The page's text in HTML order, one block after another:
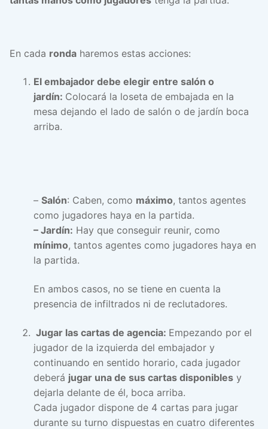
En cada ronda haremos estas acciones:
El embajador debe elegir entre salón o
jardín: Colocará la loseta de embajada en la
mesa dejando el lado de salón o de jardín boca
arriba.
– Salón: Caben, como máximo, tantos agentes
como jugadores haya en la partida.
– Jardín: Hay que conseguir reunir, como
mínimo, tantos agentes como jugadores haya en
la partida.
En ambos casos, no se tiene en cuenta la
presencia de infiltrados ni de reclutadores.
Jugar las cartas de agencia: Empezando por el
jugador de la izquierda del embajador y
continuando en sentido horario, cada jugador
deberá jugar una de sus cartas disponibles y
dejarla delante de él, boca arriba.
Cada jugador dispone de 4 cartas para jugar
durante su turno dispuestas en cuatro diferentes